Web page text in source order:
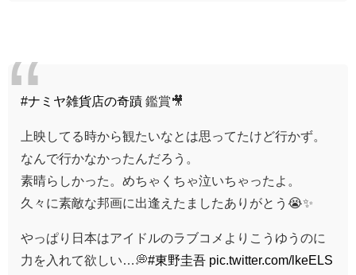
#ナミヤ雑貨店の奇蹟 鑑賞🎥
上映してる時から観たいなとは思ってたけど行かず。
なんで行かなかったんだろう。
素晴らしかった。めちゃくちゃ泣いちゃったよ。
久々に素敵な邦画に出逢えたましたありがとう😭✨
やっぱり日本はアイドルのラブコメよりこうゆうのに
力を入れて欲しい…💭#東野圭吾 pic.twitter.com/lkeELS